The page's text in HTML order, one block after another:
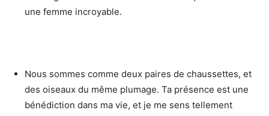
une femme incroyable.
Nous sommes comme deux paires de chaussettes, et
des oiseaux du même plumage. Ta présence est une
bénédiction dans ma vie, et je me sens tellement